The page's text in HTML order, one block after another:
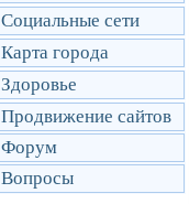
Социальные сети
Карта города
Здоровье
Продвижение сайтов
Форум
Вопросы